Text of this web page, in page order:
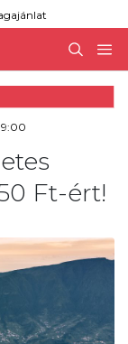
Ft-ért!